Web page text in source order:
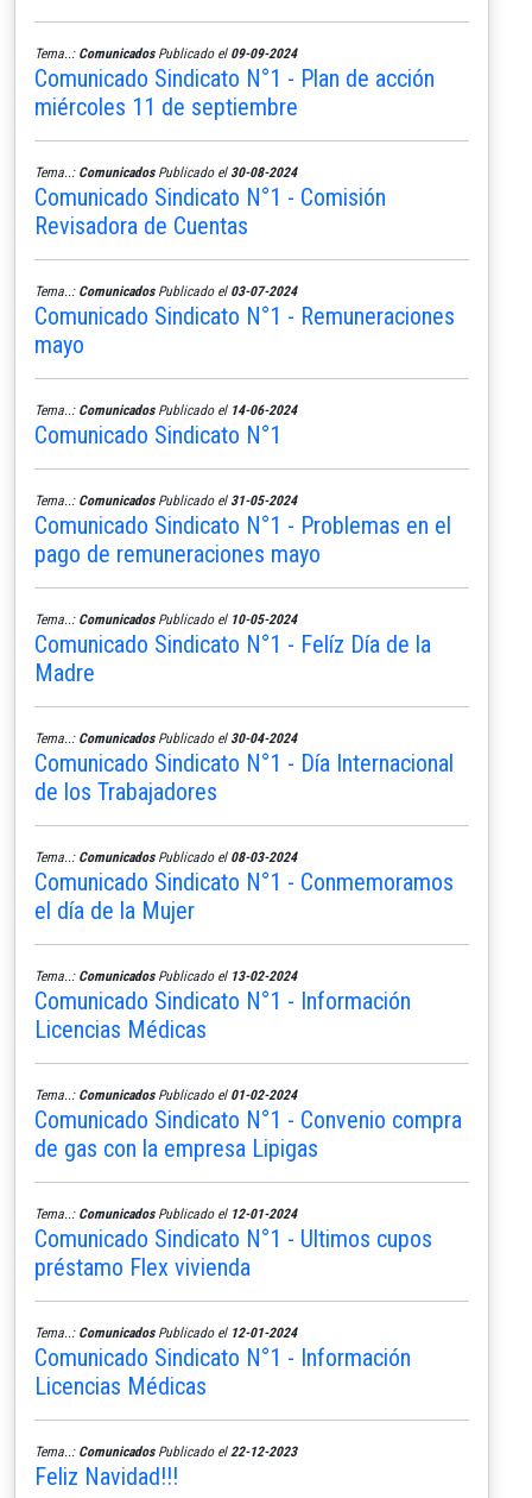
Tema..: ComunicadosPublicado el 09-09-2024
Comunicado Sindicato N°1 - Plan de acción
miércoles 11 de septiembre
Tema..: ComunicadosPublicado el 30-08-2024
Comunicado Sindicato N°1 - Comisión
Revisadora de Cuentas
Tema..: ComunicadosPublicado el 03-07-2024
Comunicado Sindicato N°1 - Remuneraciones
mayo
Tema..: ComunicadosPublicado el 14-06-2024
Comunicado Sindicato N°1
Tema..: ComunicadosPublicado el 31-05-2024
Comunicado Sindicato N°1 - Problemas en el
pago de remuneraciones mayo
Tema..: ComunicadosPublicado el 10-05-2024
Comunicado Sindicato N°1 - Felíz Día de la
Madre
Tema..: ComunicadosPublicado el 30-04-2024
Comunicado Sindicato N°1 - Día Internacional
de los Trabajadores
Tema..: ComunicadosPublicado el 08-03-2024
Comunicado Sindicato N°1 - Conmemoramos
el día de la Mujer
Tema..: ComunicadosPublicado el 13-02-2024
Comunicado Sindicato N°1 - Información
Licencias Médicas
Tema..: ComunicadosPublicado el 01-02-2024
Comunicado Sindicato N°1 - Convenio compra
de gas con la empresa Lipigas
Tema..: ComunicadosPublicado el 12-01-2024
Comunicado Sindicato N°1 - Ultimos cupos
préstamo Flex vivienda
Tema..: ComunicadosPublicado el 12-01-2024
Comunicado Sindicato N°1 - Información
Licencias Médicas
Tema..: ComunicadosPublicado el 22-12-2023
Feliz Navidad!!!